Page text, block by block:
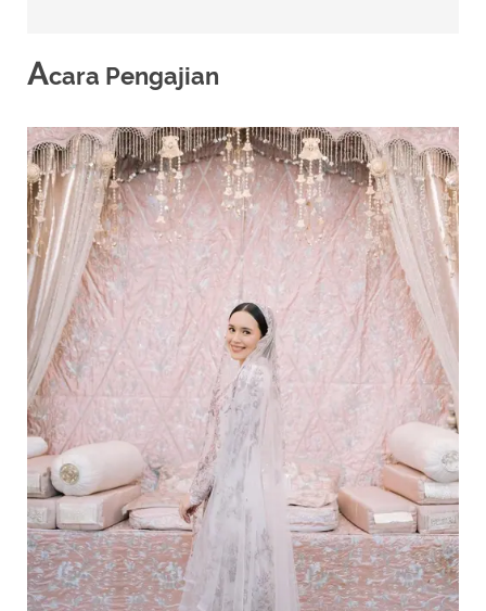
Acara Pengajian